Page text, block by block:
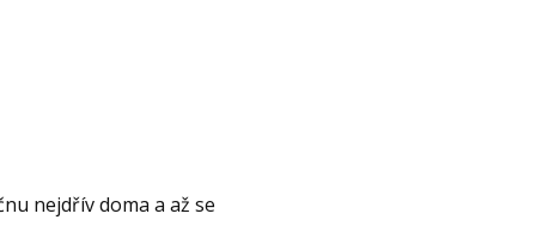
nejdřív doma a až se